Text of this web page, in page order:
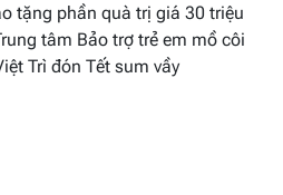
tặng phần quà trị giá 30 triệu
tâm Bảo trợ trẻ em mồ côi
Trì đón Tết sum vầy